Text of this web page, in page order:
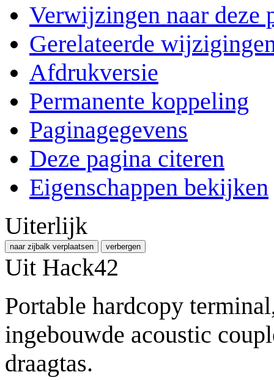
Verwijzingen naar deze
Gerelateerde
Afdrukversie
Permanente koppeling
Paginagegevens
Deze pagina citeren
Eigenschappen bekijken
Uiterlijk
naar zijbalk verplaatsen verbergen
Uit Hack42
Portable hardcopy
ingebouwde acoustic
draagtas.